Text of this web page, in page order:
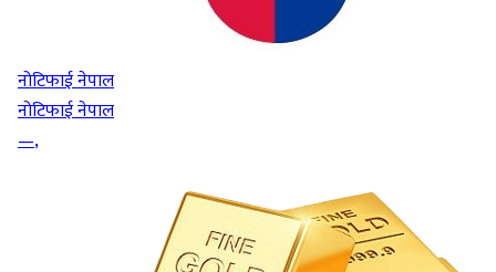
नोटिफाई नेपाल
नोटिफाई नेपाल
—,